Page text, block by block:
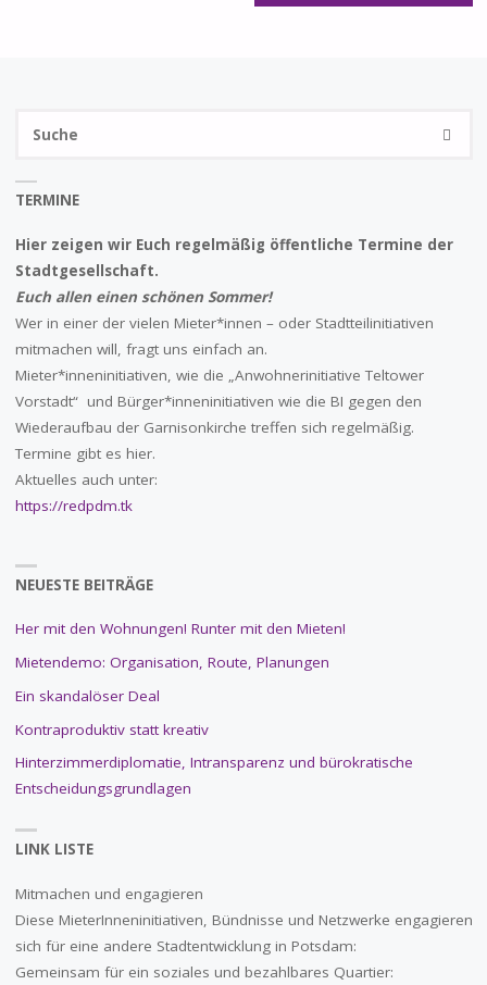
SUCHE
TERMINE
Hier zeigen wir Euch regelmäßig öffentliche Termine der
Stadtgesellschaft.
Euch allen einen schönen Sommer!
Wer in einer der vielen Mieter*innen – oder Stadtteilinitiativen
mitmachen will, fragt uns einfach an.
Mieter*inneninitiativen, wie die „Anwohnerinitiative Teltower
Vorstadt“ und Bürger*inneninitiativen wie die BI gegen den
Wiederaufbau der Garnisonkirche treffen sich regelmäßig.
Termine gibt es hier.
Aktuelles auch unter:
https://redpdm.tk
NEUESTE BEITRÄGE
Her mit den Wohnungen! Runter mit den Mieten!
Mietendemo: Organisation, Route, Planungen
Ein skandalöser Deal
Kontraproduktiv statt kreativ
Hinterzimmerdiplomatie, Intransparenz und bürokratische
Entscheidungsgrundlagen
LINK LISTE
Mitmachen und engagieren
Diese MieterInneninitiativen, Bündnisse und Netzwerke engagieren
sich für eine andere Stadtentwicklung in Potsdam:
Gemeinsam für ein soziales und bezahlbares Quartier: